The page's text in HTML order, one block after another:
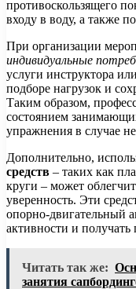
противоскользящего
входу в воду, а также
При организации
индивидуальные
услуги инструктора
подборе нагрузок и
Таким образом,
состоянием
упражнения в случае
Дополнительно,
средств – таких как
круги – может
уверенность. Эти
опорно-двигательный
активности и получать
Читать так же:
занятия